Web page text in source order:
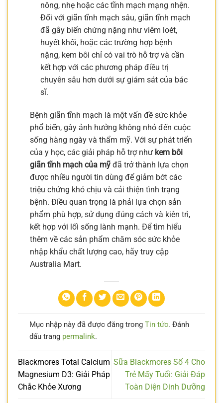
nông, nhẹ hoặc các tĩnh mạch mạng nhện.
Đối với giãn tĩnh mạch sâu, giãn tĩnh mạch
đã gây biến chứng nặng như viêm loét,
huyết khối, hoặc các trường hợp bệnh
nặng, kem bôi chỉ có vai trò hỗ trợ và cần
kết hợp với các phương pháp điều trị
chuyên sâu hơn dưới sự giám sát của bác
sĩ.
Bệnh giãn tĩnh mạch là một vấn đề sức khỏe
phổ biến, gây ảnh hưởng không nhỏ đến cuộc
sống hàng ngày và thẩm mỹ. Với sự phát triển
của y học, các giải pháp hỗ trợ như kem bôi
giãn tĩnh mạch của mỹ đã trở thành lựa chọn
được nhiều người tin dùng để giảm bớt các
triệu chứng khó chịu và cải thiện tình trạng
bệnh. Điều quan trọng là phải lựa chọn sản
phẩm phù hợp, sử dụng đúng cách và kiên trì,
kết hợp với lối sống lành mạnh. Để tìm hiểu
thêm về các sản phẩm chăm sóc sức khỏe
nhập khẩu chất lượng cao, hãy truy cập
Australia Mart.
Mục nhập này đã được đăng trong Tin tức. Đánh
dấu trang permalink.
Blackmores Total Calcium
Magnesium D3: Giải Pháp
Chắc Khỏe Xương
Sữa Blackmores Số 4 Cho
Trẻ Mấy Tuổi: Giải Đáp
Toàn Diện Dinh Dưỡng